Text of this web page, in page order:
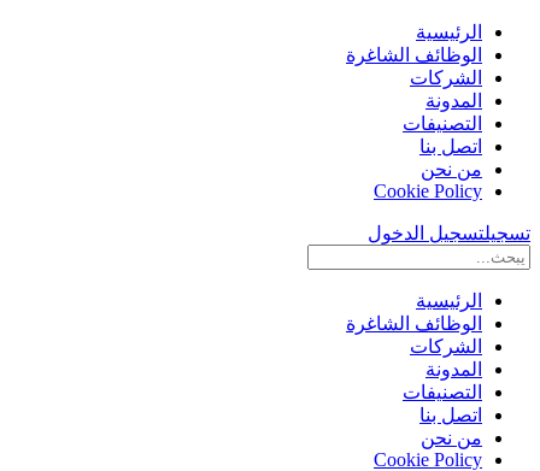
الرئيسية
الوظائف الشاغرة
الشركات
المدونة
التصنيفات
اتصل بنا
من نحن
Cookie Policy
تسجيلتسجيل الدخول
الرئيسية
الوظائف الشاغرة
الشركات
المدونة
التصنيفات
اتصل بنا
من نحن
Cookie Policy